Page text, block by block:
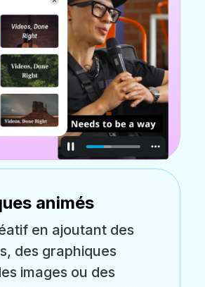
animés
en ajoutant des
des graphiques
images ou des